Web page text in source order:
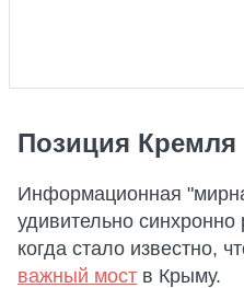
Позиция Кремля
Информационная
удивительно
когда стало известно,
важный мост в Крыму.